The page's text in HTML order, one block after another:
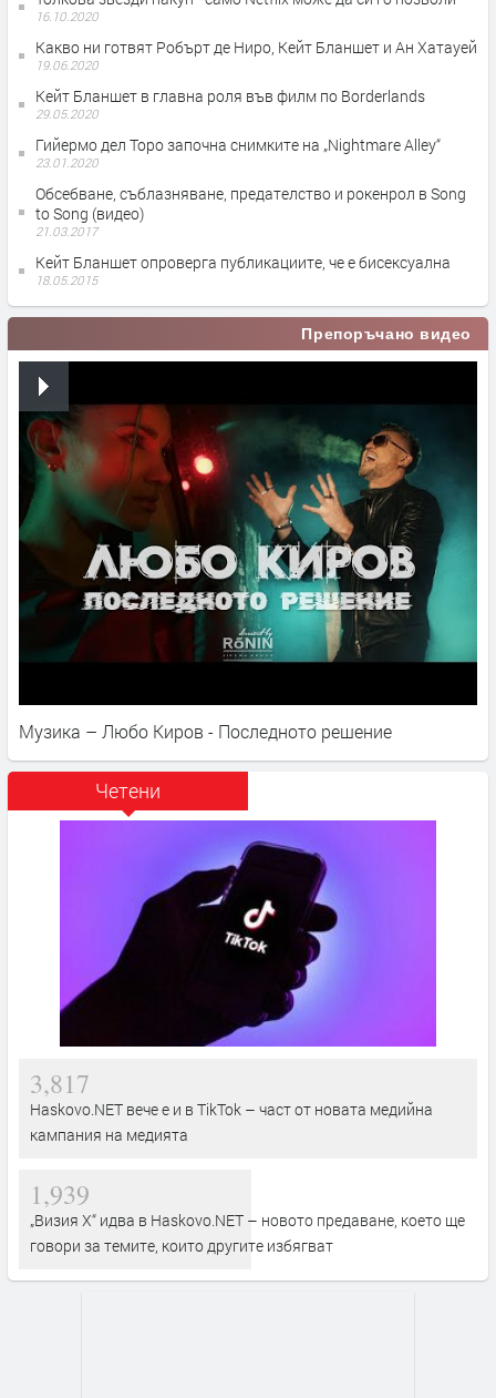
16.10.2020
Какво ни готвят Робърт де Ниро, Кейт Бланшет и Ан Хатауей
19.06.2020
Кейт Бланшет в главна роля във филм по Borderlands
29.05.2020
Гийермо дел Торо започна снимките на „Nightmare Alley“
23.01.2020
Обсебване, съблазняване, предателство и рокенрол в Song
to Song (видео)
21.03.2017
Кейт Бланшет опроверга публикациите, че е бисексуална
18.05.2015
Препоръчано видео
Музика – Любо Киров - Последното решение
Четени
3,817
Haskovo.NET вече е и в TikTok – част от новата медийна
кампания на медията
1,939
„Визия Х“ идва в Haskovo.NET – новото предаване, което ще
говори за темите, които другите избягват